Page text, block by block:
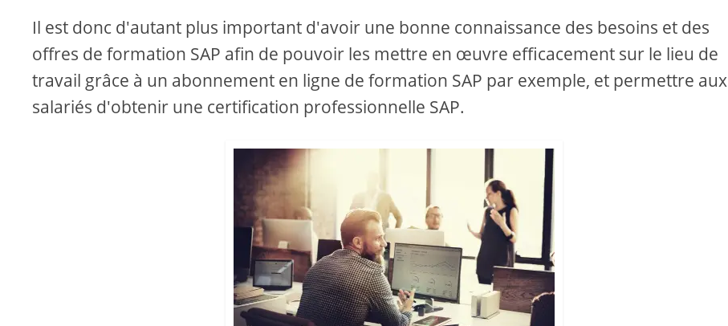
Il est donc d'autant plus important d'avoir une bonne connaissance des besoins et des
offres de formation SAP afin de pouvoir les mettre en œuvre efficacement sur le lieu de
travail grâce à un abonnement en ligne de formation SAP par exemple, et permettre aux
salariés d'obtenir une certification professionnelle SAP.